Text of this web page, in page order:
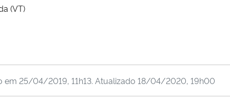
Desenvolvimento Regional
(VT)
em 25/04/2019, 11h13. Atualizado 18/04/2020, 19h00